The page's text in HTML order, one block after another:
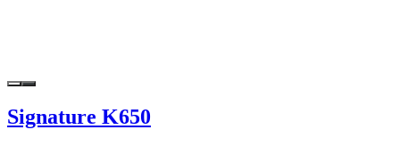
Signature K650